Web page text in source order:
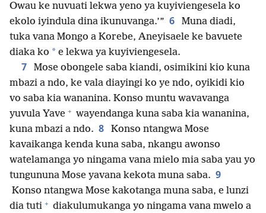
Owau ke nuvuati lekwa yeno ya kuyiviengesela ko
ekolo iyindula dina ikunuvanga.’” 6
Muna diadi,
tuka vana Mongo a Korebe, Aneyisaele ke bavuete
diaka ko * e lekwa ya kuyiviengesela.
7
Mose obongele saba kiandi, osimikini kio kuna
mbazi a ndo, ke vala diayingi ko ye ndo, oyikidi kio
vo saba kia wananina. Konso muntu wavavanga
yuvula Yave + wayendanga kuna saba kia wananina,
kuna mbazi a ndo. 8
Konso ntangwa Mose
kavaikanga kenda kuna saba, nkangu awonso
watelamanga yo ningama vana mielo mia saba yau yo
tungununa Mose yavana kekota muna saba. 9
Konso ntangwa Mose kakotanga muna saba, e lunzi
dia tuti + diakulumukanga yo ningama vana mwelo a